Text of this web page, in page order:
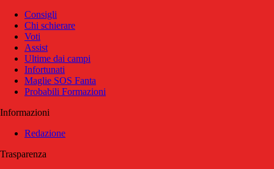
Consigli
Chi schierare
Voti
Assist
Ultime dai campi
Infortunati
Maglie SOS Fanta
Probabili Formazioni
Informazioni
Redazione
Trasparenza